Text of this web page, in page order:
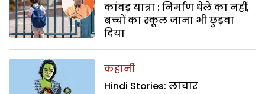
कांवड़ यात्रा : निर्माण धेले का नहीं,
बच्चों का स्कूल जाना भी छुड़वा
दिया
कहानी
Hindi Stories: लाचार